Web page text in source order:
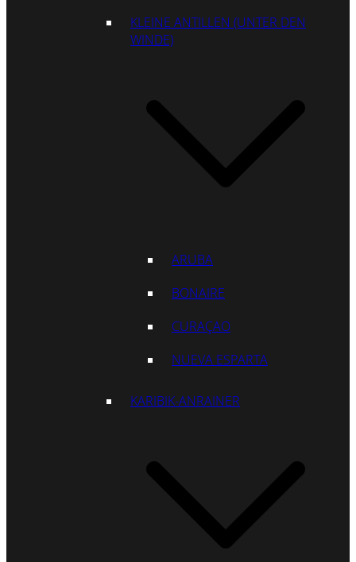
KLEINE ANTILLEN (UNTER DEN
WINDE)
ARUBA
BONAIRE
CURAÇAO
NUEVA ESPARTA
KARIBIK-ANRAINER